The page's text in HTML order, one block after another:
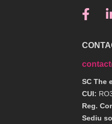
SC The
CUI:
Reg.
Sediu